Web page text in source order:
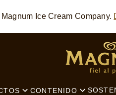
SEARCH
Ice Cream Company.
CONTENIDO